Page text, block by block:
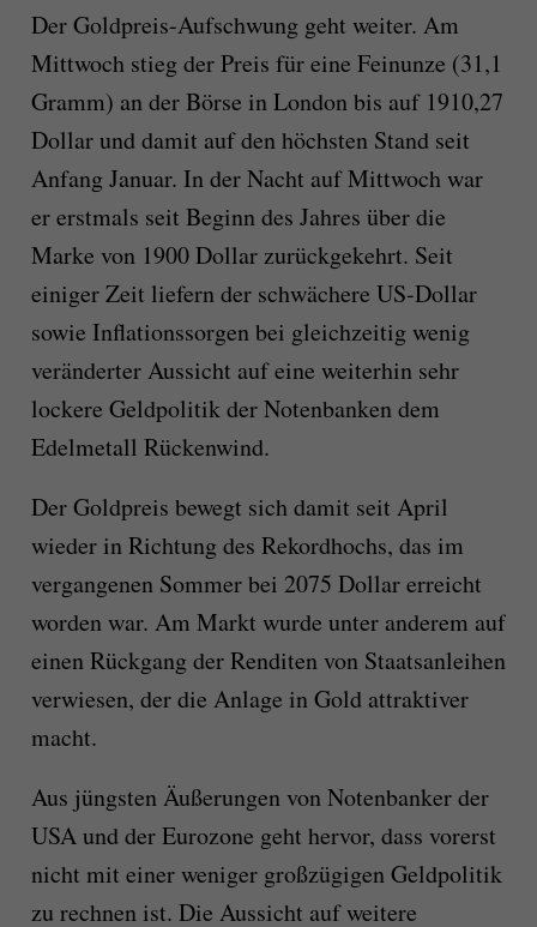
Der Goldpreis-Aufschwung geht weiter. Am
Mittwoch stieg der Preis für eine Feinunze (31,1
Gramm) an der Börse in London bis auf 1910,27
Dollar und damit auf den höchsten Stand seit
Anfang Januar. In der Nacht auf Mittwoch war
er erstmals seit Beginn des Jahres über die
Marke von 1900 Dollar zurückgekehrt. Seit
einiger Zeit liefern der schwächere US-Dollar
sowie Inflationssorgen bei gleichzeitig wenig
veränderter Aussicht auf eine weiterhin sehr
lockere Geldpolitik der Notenbanken dem
Edelmetall Rückenwind.
Der Goldpreis bewegt sich damit seit April
wieder in Richtung des Rekordhochs, das im
vergangenen Sommer bei 2075 Dollar erreicht
worden war. Am Markt wurde unter anderem auf
einen Rückgang der Renditen von Staatsanleihen
verwiesen, der die Anlage in Gold attraktiver
macht.
Aus jüngsten Äußerungen von Notenbanker der
USA und der Eurozone geht hervor, dass vorerst
nicht mit einer weniger großzügigen Geldpolitik
zu rechnen ist. Die Aussicht auf weitere